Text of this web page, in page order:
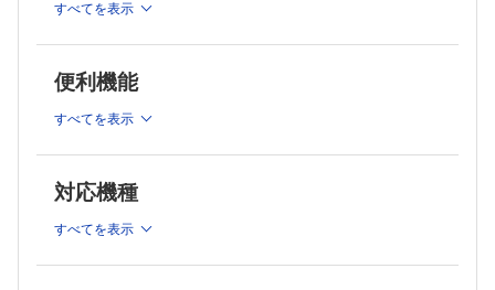
・糖尿病薬物治療における有効性の見方・考え方（武藤 達
之）
・糖尿病治療薬で留意すべき副作用のマネジメント（濱口 良
持のための方策（西村 博之ほか）
プ
すべてを表示
便利機能
すべてを表示
対応機種
すべてを表示